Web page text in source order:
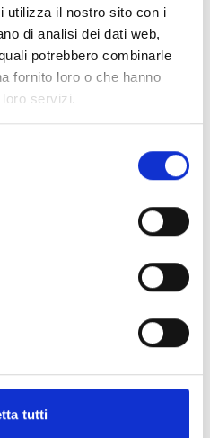
utilizza il nostro sito con i
di analisi dei dati web,
potrebbero combinarle
fornito loro o che hanno
servizi.
tutti
di valutazioneadottati
progettuali. La
ti aiuterà a capire se il
per
ai fini
da subito se si
di aver compreso le
(Cfr. Art. 7
spese ammissibili a
costi coerenti con quelli